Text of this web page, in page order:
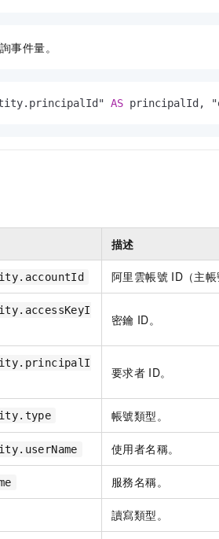
事件量。
AS principalId,
描述
阿里雲帳號 ID（主
密鑰 ID。
要求者 ID。
帳號類型。
使用者名稱。
服務名稱。
讀寫類型。